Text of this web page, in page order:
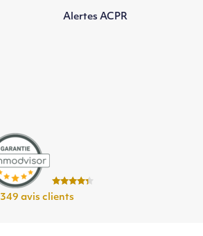
349 avis clients
Alertes ACPR